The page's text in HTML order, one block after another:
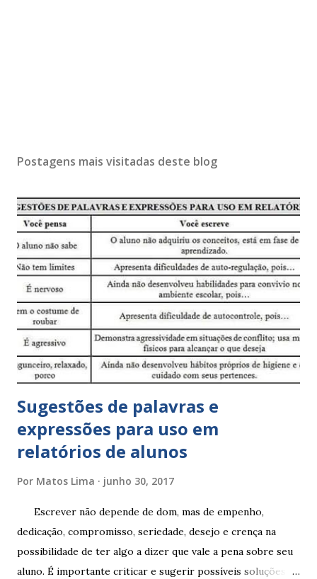
Postagens mais visitadas deste blog
Sugestões de palavras e
expressões para uso em
relatórios de alunos
Por Matos Lima junho 30, 2017
Escrever não depende de dom, mas de empenho,
dedicação, compromisso, seriedade, desejo e crença na
possibilidade de ter algo a dizer que vale a pena sobre seu
aluno. É importante criticar e sugerir possíveis soluções.